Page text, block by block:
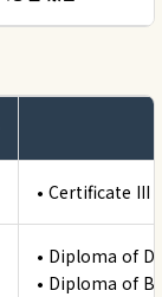
• Certificate III
• Diploma of
• Diploma of